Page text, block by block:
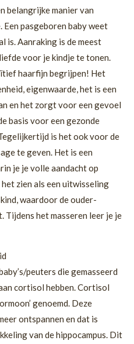
belangrijke manier van
Een pasgeboren baby weet
is. Aanraking is de meest
voor je kindje te tonen.
haarfijn begrijpen! Het
eigenwaarde, het is een
en het zorgt voor een gevoel
basis voor een gezonde
is het ook voor de
te geven. Het is een
je je volle aandacht op
zien als een uitwisseling
waardoor de ouder-
het masseren leer je je
peuters die gemasseerd
cortisol hebben. Cortisol
genoemd. Deze
ontspannen en dat is
van de hippocampus. Dit